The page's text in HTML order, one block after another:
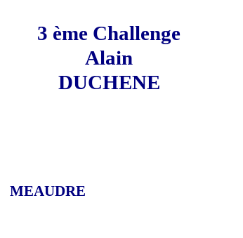
3 ème Challenge
Alain
DUCHENE
MEAUDRE